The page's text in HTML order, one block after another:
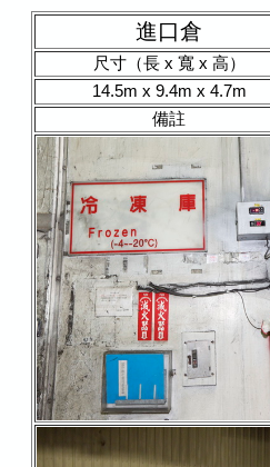
進口倉
尺寸（長 x 寬 x 高）
14.5m x 9.4m x 4.7m
備註